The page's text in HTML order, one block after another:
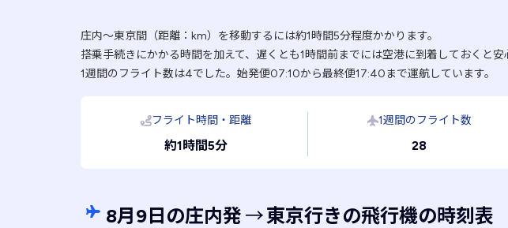
庄内〜東京間（距離：km）を移動するには約1時間5分程度かかります。
搭乗手続きにかかる時間を加えて、遅くとも1時間前までには空港に到着しておくと安
1週間のフライト数は4でした。始発便07:10から最終便17:40まで運航しています。
フライト時間・距離
約1時間5分
1週間のフライト数
28
8月9日の庄内発 →東京行きの飛行機の時刻表